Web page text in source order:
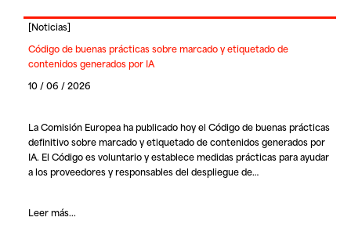
[Noticias]
Código de buenas prácticas sobre marcado y etiquetado de
contenidos generados por IA
10 / 06 / 2026
La Comisión Europea ha publicado hoy el Código de buenas prácticas
definitivo sobre marcado y etiquetado de contenidos generados por
IA. El Código es voluntario y establece medidas prácticas para ayudar
a los proveedores y responsables del despliegue de…
Leer más...